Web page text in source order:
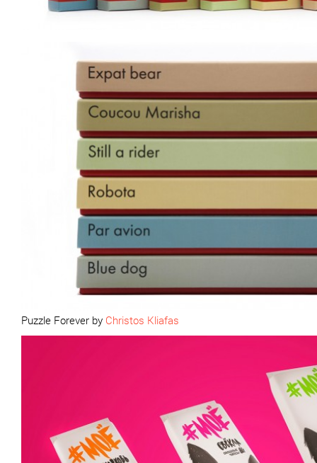
Puzzle Forever by Christos Kliafas